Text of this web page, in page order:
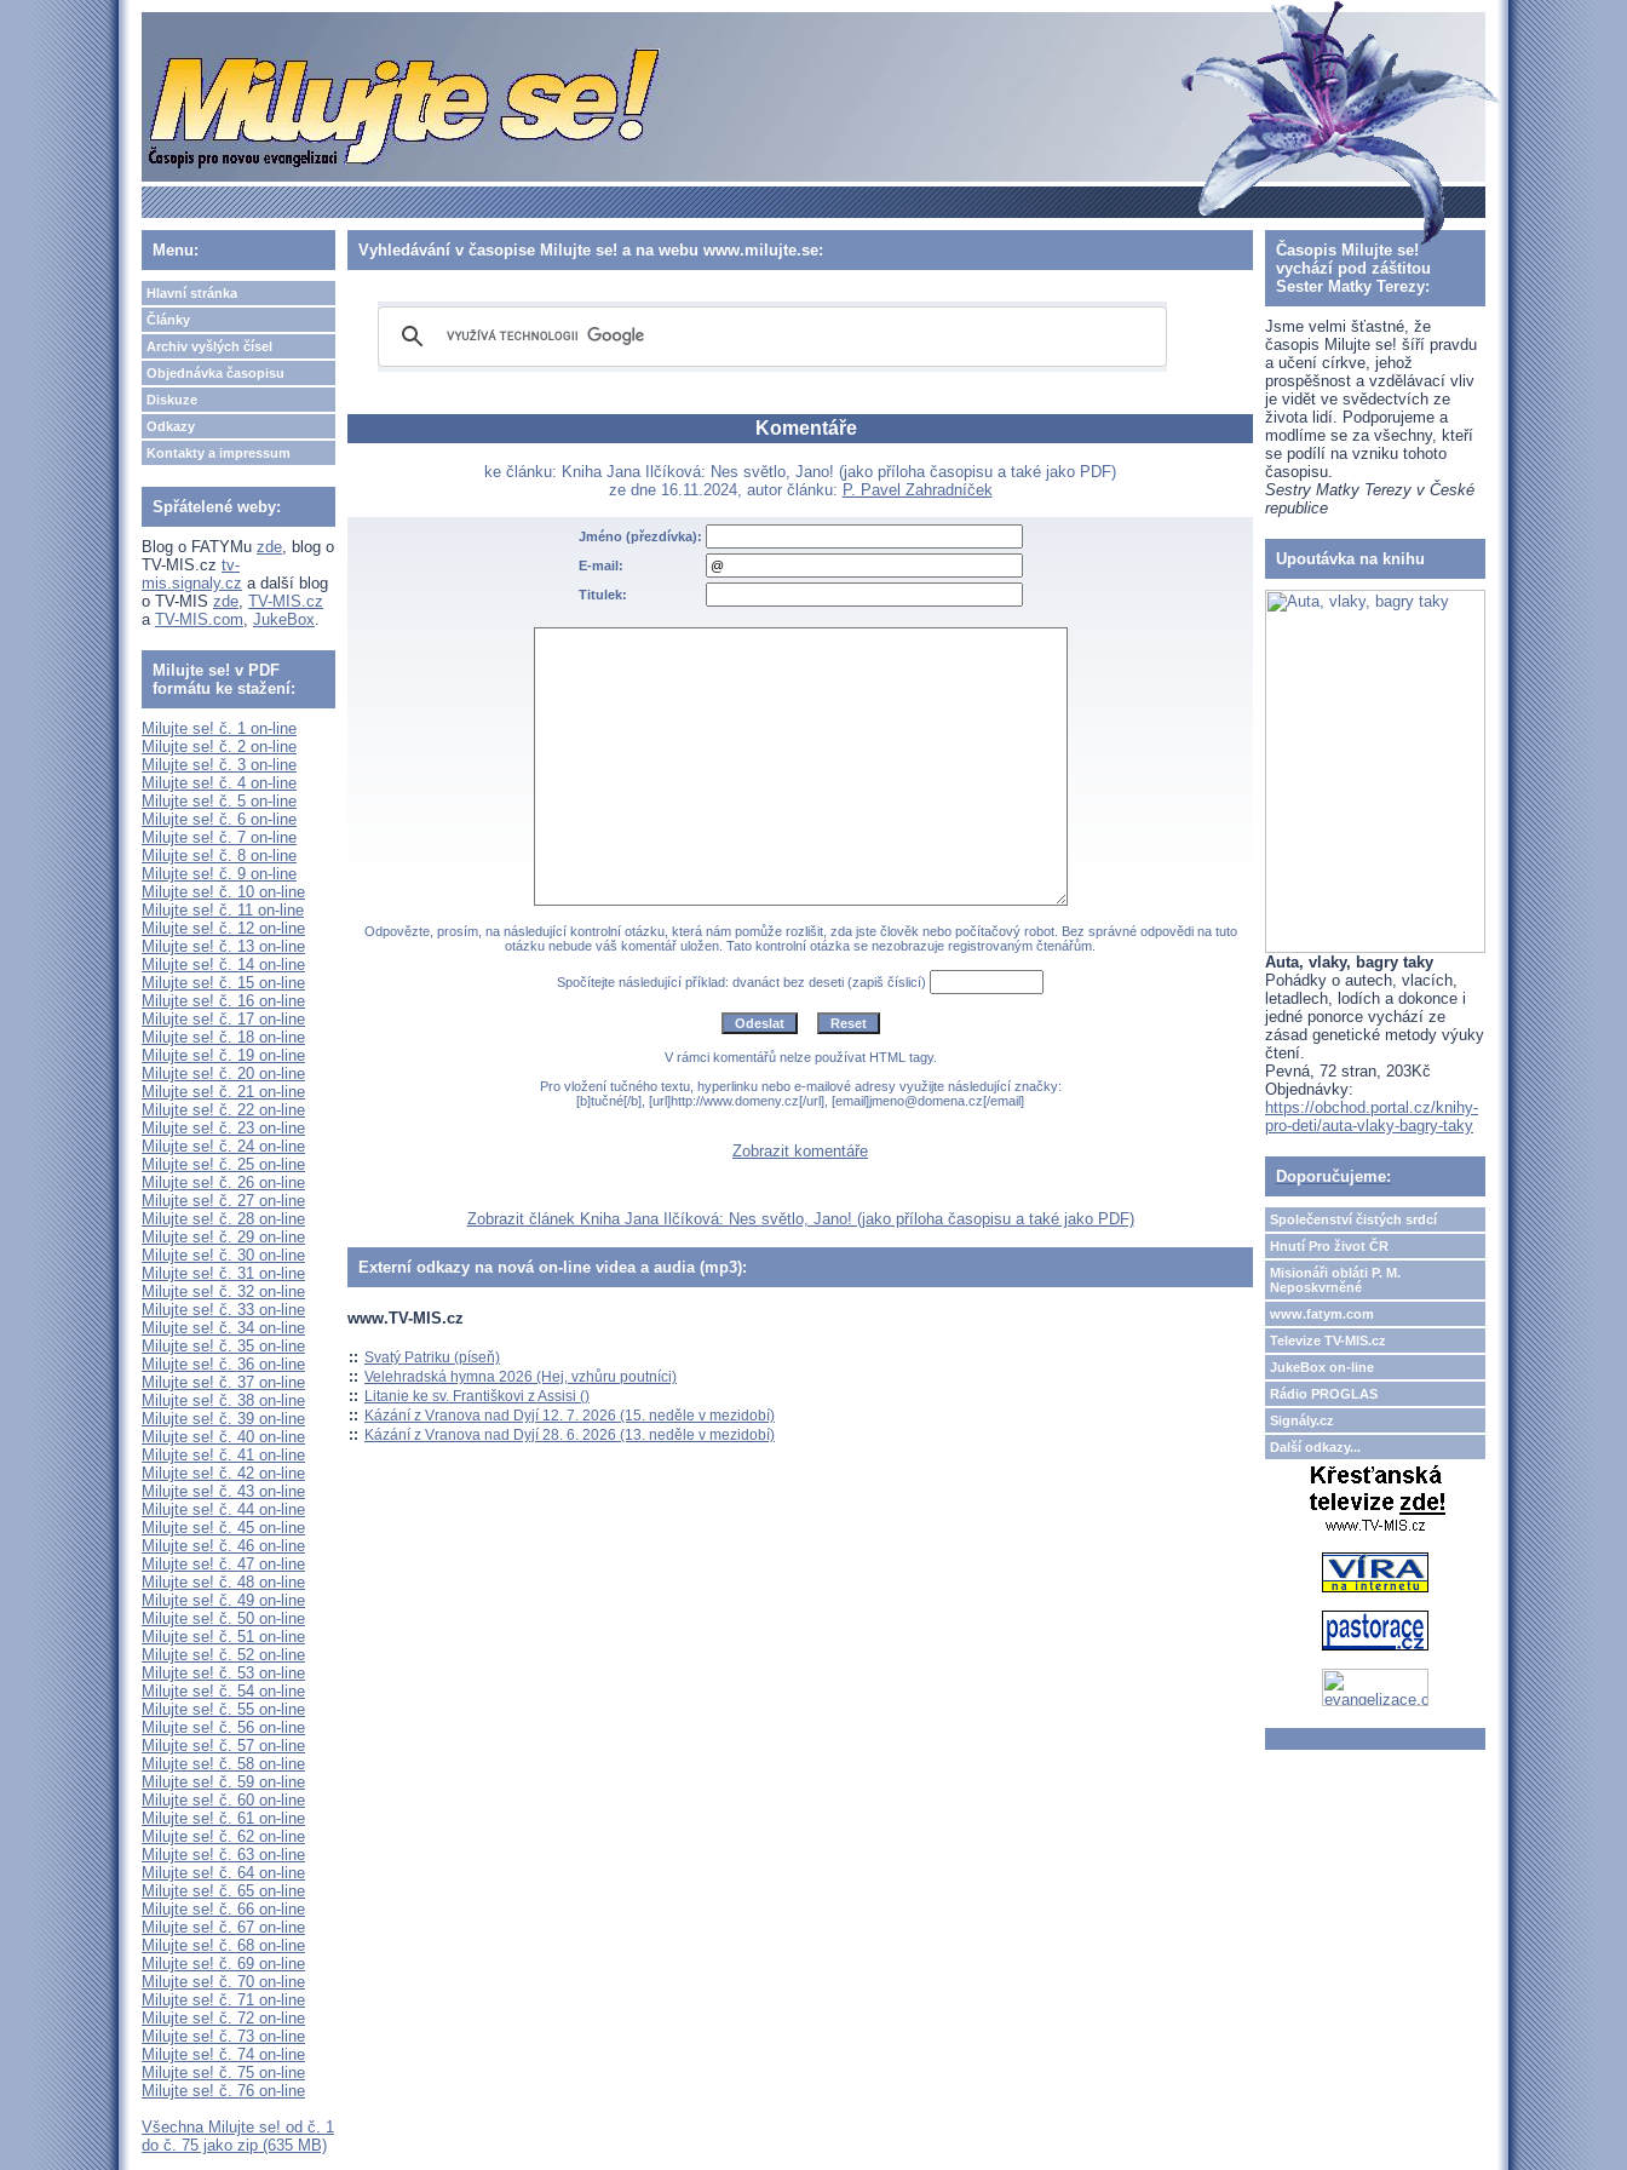
Menu:
Hlavní stránka
Články
Archiv vyšlých čísel
Objednávka časopisu
Diskuze
Odkazy
Kontakty a impressum
Spřátelené weby:
Blog o FATYMu zde, blog o
TV-MIS.cz tv-
mis.signaly.cz a další blog
o TV-MIS zde, TV-MIS.cz
a TV-MIS.com, JukeBox.
Milujte se! v PDF
formátu ke stažení:
Milujte se! č. 1 on-line
Milujte se! č. 2 on-line
Milujte se! č. 3 on-line
Milujte se! č. 4 on-line
Milujte se! č. 5 on-line
Milujte se! č. 6 on-line
Milujte se! č. 7 on-line
Milujte se! č. 8 on-line
Milujte se! č. 9 on-line
Milujte se! č. 10 on-line
Milujte se! č. 11 on-line
Milujte se! č. 12 on-line
Milujte se! č. 13 on-line
Milujte se! č. 14 on-line
Milujte se! č. 15 on-line
Milujte se! č. 16 on-line
Milujte se! č. 17 on-line
Milujte se! č. 18 on-line
Milujte se! č. 19 on-line
Milujte se! č. 20 on-line
Milujte se! č. 21 on-line
Milujte se! č. 22 on-line
Milujte se! č. 23 on-line
Milujte se! č. 24 on-line
Milujte se! č. 25 on-line
Milujte se! č. 26 on-line
Milujte se! č. 27 on-line
Milujte se! č. 28 on-line
Milujte se! č. 29 on-line
Milujte se! č. 30 on-line
Milujte se! č. 31 on-line
Milujte se! č. 32 on-line
Milujte se! č. 33 on-line
Milujte se! č. 34 on-line
Milujte se! č. 35 on-line
Milujte se! č. 36 on-line
Milujte se! č. 37 on-line
Milujte se! č. 38 on-line
Milujte se! č. 39 on-line
Milujte se! č. 40 on-line
Milujte se! č. 41 on-line
Milujte se! č. 42 on-line
Milujte se! č. 43 on-line
Milujte se! č. 44 on-line
Milujte se! č. 45 on-line
Milujte se! č. 46 on-line
Milujte se! č. 47 on-line
Milujte se! č. 48 on-line
Milujte se! č. 49 on-line
Milujte se! č. 50 on-line
Milujte se! č. 51 on-line
Milujte se! č. 52 on-line
Milujte se! č. 53 on-line
Milujte se! č. 54 on-line
Milujte se! č. 55 on-line
Milujte se! č. 56 on-line
Milujte se! č. 57 on-line
Milujte se! č. 58 on-line
Milujte se! č. 59 on-line
Milujte se! č. 60 on-line
Milujte se! č. 61 on-line
Milujte se! č. 62 on-line
Milujte se! č. 63 on-line
Milujte se! č. 64 on-line
Milujte se! č. 65 on-line
Milujte se! č. 66 on-line
Milujte se! č. 67 on-line
Milujte se! č. 68 on-line
Milujte se! č. 69 on-line
Milujte se! č. 70 on-line
Milujte se! č. 71 on-line
Milujte se! č. 72 on-line
Milujte se! č. 73 on-line
Milujte se! č. 74 on-line
Milujte se! č. 75 on-line
Milujte se! č. 76 on-line
Všechna Milujte se! od č. 1
do č. 75 jako zip (635 MB)
Vyhledávání v časopise Milujte se! a na webu www.milujte.se:
Komentáře
ke článku: Kniha Jana Ilčíková: Nes světlo, Jano! (jako příloha časopisu a také jako PDF)
ze dne 16.11.2024, autor článku: P. Pavel Zahradníček
Jméno (přezdívka):
E-mail:
Titulek:
Odpovězte, prosím, na následující kontrolní otázku, která nám pomůže rozlišit, zda jste člověk nebo počítačový robot. Bez správné odpovědi na tuto
otázku nebude váš komentář uložen. Tato kontrolní otázka se nezobrazuje registrovaným čtenářům.
Spočítejte následující příklad: dvanáct bez deseti (zapiš číslicí)
V rámci komentářů nelze používat HTML tagy.
Pro vložení tučného textu, hyperlinku nebo e-mailové adresy využijte následující značky:
[b]tučné[/b], [url]http://www.domeny.cz[/url], [email]jmeno@domena.cz[/email]
Zobrazit komentáře
Zobrazit článek Kniha Jana Ilčíková: Nes světlo, Jano! (jako příloha časopisu a také jako PDF)
Externí odkazy na nová on-line videa a audia (mp3):
www.TV-MIS.cz
:: Svatý Patriku (píseň)
:: Velehradská hymna 2026 (Hej, vzhůru poutníci)
:: Litanie ke sv. Františkovi z Assisi ()
:: Kázání z Vranova nad Dyjí 12. 7. 2026 (15. neděle v mezidobí)
:: Kázání z Vranova nad Dyjí 28. 6. 2026 (13. neděle v mezidobí)
Časopis Milujte se!
vychází pod záštitou
Sester Matky Terezy:
Jsme velmi šťastné, že
časopis Milujte se! šíří pravdu
a učení církve, jehož
prospěšnost a vzdělávací vliv
je vidět ve svědectvích ze
života lidí. Podporujeme a
modlíme se za všechny, kteří
se podílí na vzniku tohoto
časopisu.
Sestry Matky Terezy v České
republice
Upoutávka na knihu
Auta, vlaky, bagry taky
Pohádky o autech, vlacích,
letadlech, lodích a dokonce i
jedné ponorce vychází ze
zásad genetické metody výuky
čtení.
Pevná, 72 stran, 203Kč
Objednávky:
https://obchod.portal.cz/knihy-
pro-deti/auta-vlaky-bagry-taky
Doporučujeme:
Společenství čistých srdcí
Hnutí Pro život ČR
Misionáři obláti P. M.
Neposkvrněné
www.fatym.com
Televize TV-MIS.cz
JukeBox on-line
Rádio PROGLAS
Signály.cz
Další odkazy...